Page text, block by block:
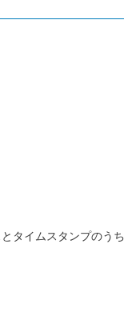
タイムスタンプのう